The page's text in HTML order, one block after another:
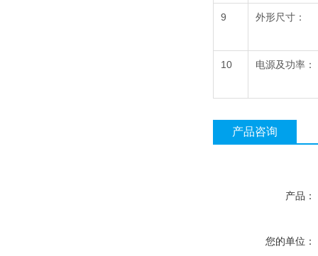
9 外形尺寸：
10 电源及功率：
产品咨询
产品：
您的单位：